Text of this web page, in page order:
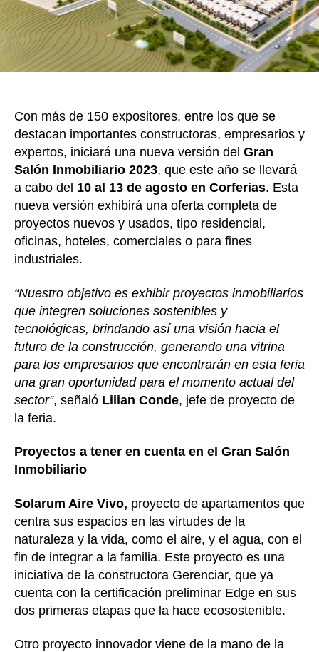
el
del
Con más de 150 expositores, entre los que se
destacan importantes constructoras, empresarios y
expertos, iniciará una nueva versión del Gran
Salón Inmobiliario 2023, que este año se llevará
a cabo del 10 al 13 de agosto en Corferias. Esta
nueva versión exhibirá una oferta completa de
proyectos nuevos y usados, tipo residencial,
oficinas, hoteles, comerciales o para fines
industriales.
“Nuestro objetivo es exhibir proyectos inmobiliarios
que integren soluciones sostenibles y
tecnológicas, brindando así una visión hacia el
futuro de la construcción, generando una vitrina
para los empresarios que encontrarán en esta feria
una gran oportunidad para el momento actual del
sector”, señaló Lilian Conde, jefe de proyecto de
la feria.
Proyectos a tener en cuenta en el Gran Salón
Inmobiliario
Solarum Aire Vivo, proyecto de apartamentos que
centra sus espacios en las virtudes de la
naturaleza y la vida, como el aire, y el agua, con el
fin de integrar a la familia. Este proyecto es una
iniciativa de la constructora Gerenciar, que ya
cuenta con la certificación preliminar Edge en sus
dos primeras etapas que la hace ecosostenible.
Otro proyecto innovador viene de la mano de la